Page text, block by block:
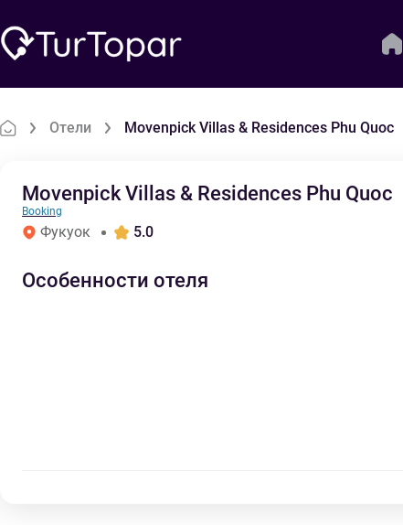
Отели Movenpick Villas & Residences Phu Quoc
Movenpick Villas & Residences Phu Quoc
Booking
Фукуок 5.0
Особенности отеля